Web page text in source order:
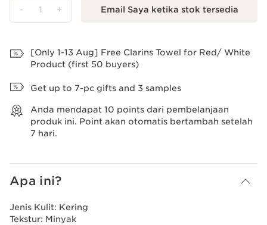
- 1 + Email Saya ketika stok tersedia
[Only 1-13 Aug] Free Clarins Towel for Red/ White
Product (first 50 buyers)
Get up to 7-pc gifts and 3 samples
Anda mendapat 10 points dari pembelanjaan
produk ini. Point akan otomatis bertambah setelah
7 hari.
Apa ini?
Jenis Kulit: Kering
Tekstur: Minyak